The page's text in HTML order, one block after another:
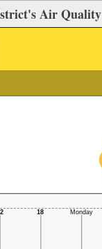
Air Quality